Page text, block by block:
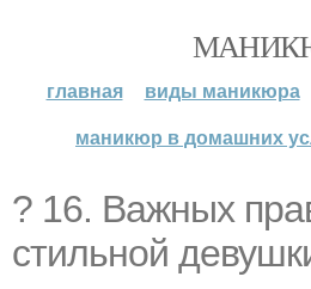
главная виды маникюра
маникюр в домашних
? 16. Важных
стильной